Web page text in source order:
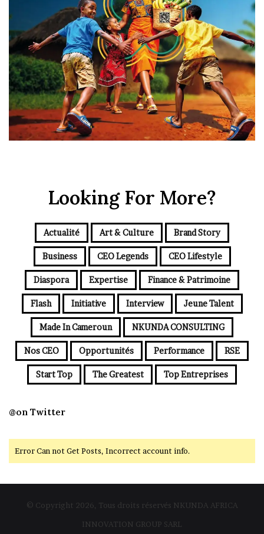
Looking For More?
Actualité Art & Culture Brand Story
Business CEO Legends CEO Lifestyle
Diaspora Expertise Finance & Patrimoine
Flash Initiative Interview Jeune Talent
Made In Cameroun NKUNDA CONSULTING
Nos CEO Opportunités Performance RSE
Start Top The Greatest Top Entreprises
@on Twitter
Error Can not Get Posts, Incorrect account info.
© Copyright 2026, Tous droits réservés NKUNDA AFRICA
INNOVATION GROUP SARL